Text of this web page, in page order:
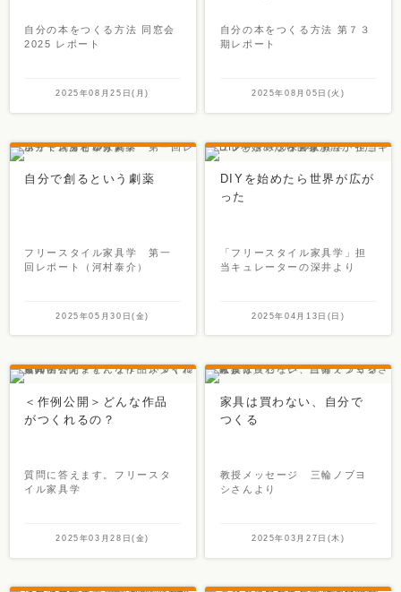
自分の本をつくる方法 同窓会
2025 レポート
2025年08月25日(月)
自分の本をつくる方法 第７３
期レポート
2025年08月05日(火)
自分で創るという劇薬
フリースタイル家具学 第一
回レポート（河村泰介）
2025年05月30日(金)
DIYを始めたら世界が広が
った
「フリースタイル家具学」担
当キュレーターの深井より
2025年04月13日(日)
＜作例公開＞どんな作品
がつくれるの？
質問に答えます。フリースタ
イル家具学
2025年03月28日(金)
家具は買わない、自分で
つくる
教授メッセージ 三輪ノブヨ
シさんより
2025年03月27日(木)